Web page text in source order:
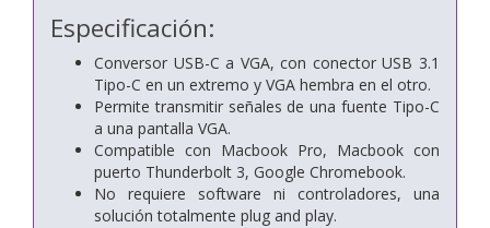
Especificación:
Conversor USB-C a VGA, con conector USB 3.1
Tipo-C en un extremo y VGA hembra en el otro.
Permite transmitir señales de una fuente Tipo-C
a una pantalla VGA.
Compatible con Macbook Pro, Macbook con
puerto Thunderbolt 3, Google Chromebook.
No requiere software ni controladores, una
solución totalmente plug and play.